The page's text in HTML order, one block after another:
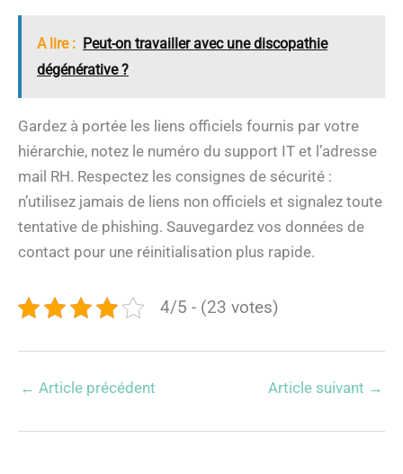
A lire : Peut-on travailler avec une discopathie
dégénérative ?
Gardez à portée les liens officiels fournis par votre
hiérarchie, notez le numéro du support IT et l’adresse
mail RH. Respectez les consignes de sécurité :
n’utilisez jamais de liens non officiels et signalez toute
tentative de phishing. Sauvegardez vos données de
contact pour une réinitialisation plus rapide.
4/5 - (23 votes)
← Article précédent Article suivant →